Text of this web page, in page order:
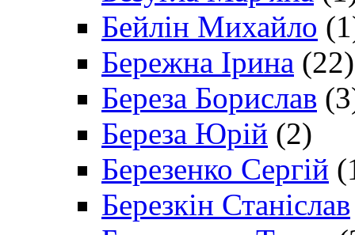
Бейлін Михайло
Бережна Ірина (22)
Береза Борислав
Береза Юрій (2)
Березенко Сергій
Березкін Станіслав